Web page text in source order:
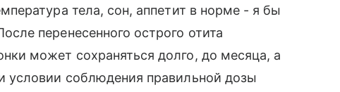
тела, сон, аппетит в норме - я бы
перенесенного острого отита
может сохраняться долго, до месяца, а
условии соблюдения правильной дозы